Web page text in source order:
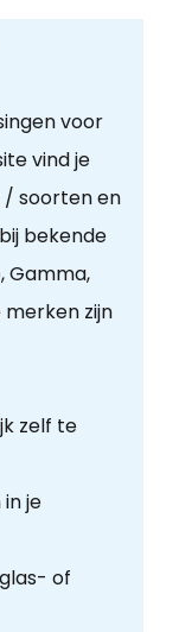
voor
vind je
soorten en
bekende
Gamma,
merken zijn
zelf te
je
of